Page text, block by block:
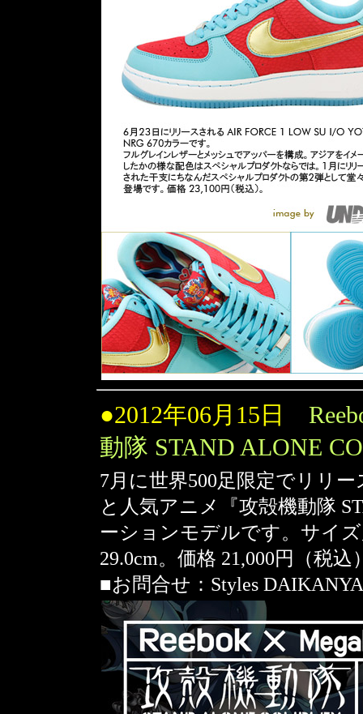
●2012年06月15日
動隊 STAND ALONE
7月に世界500足限定でリリー
と人気アニメ『攻殻機動隊
ーションモデルです。サイズ
29.0cm。価格 21,000円（税込
■お問合せ：Styles